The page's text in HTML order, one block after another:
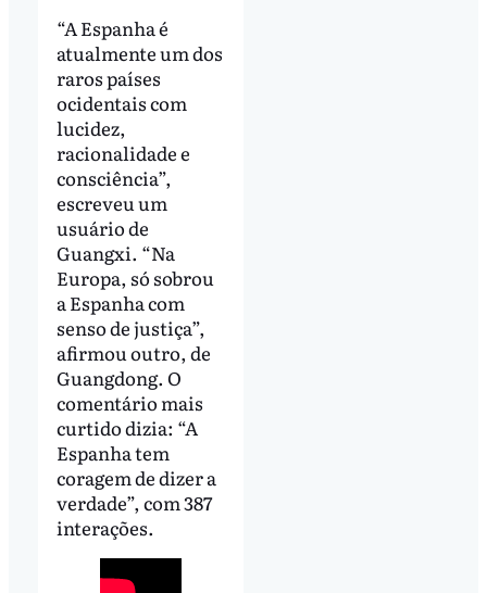
“A Espanha é
atualmente um dos
raros países
ocidentais com
lucidez,
racionalidade e
consciência”,
escreveu um
usuário de
Guangxi. “Na
Europa, só sobrou
a Espanha com
senso de justiça”,
afirmou outro, de
Guangdong. O
comentário mais
curtido dizia: “A
Espanha tem
coragem de dizer a
verdade”, com 387
interações.